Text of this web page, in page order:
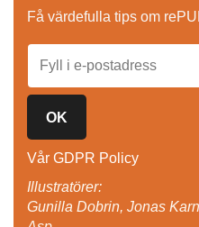
Få värdefulla tips om
OK
Vår GDPR Policy
Illustratörer:
Gunilla Dobrin, Jonas